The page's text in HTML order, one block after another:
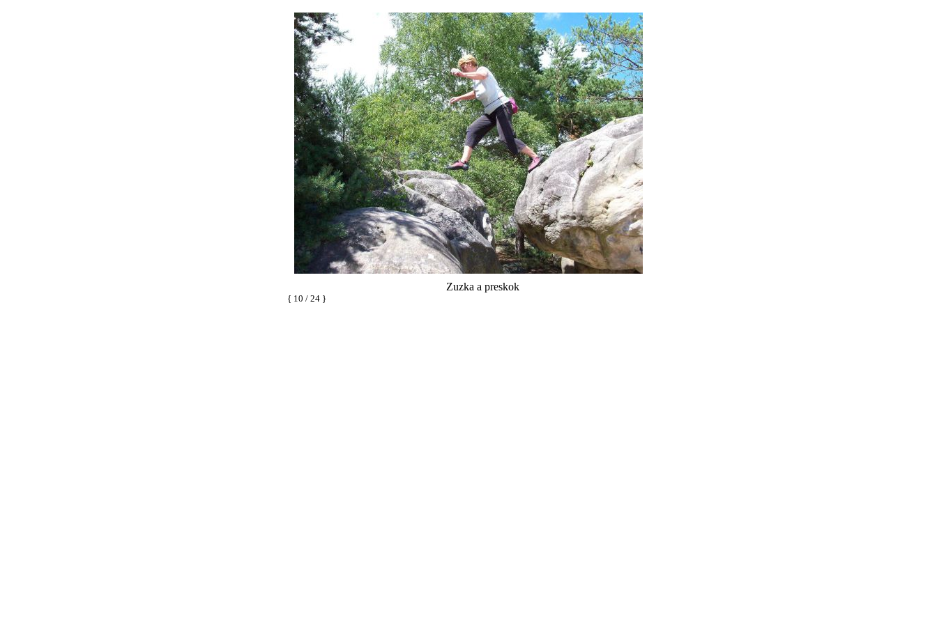
Zuzka a preskok
{ 10 / 24 }